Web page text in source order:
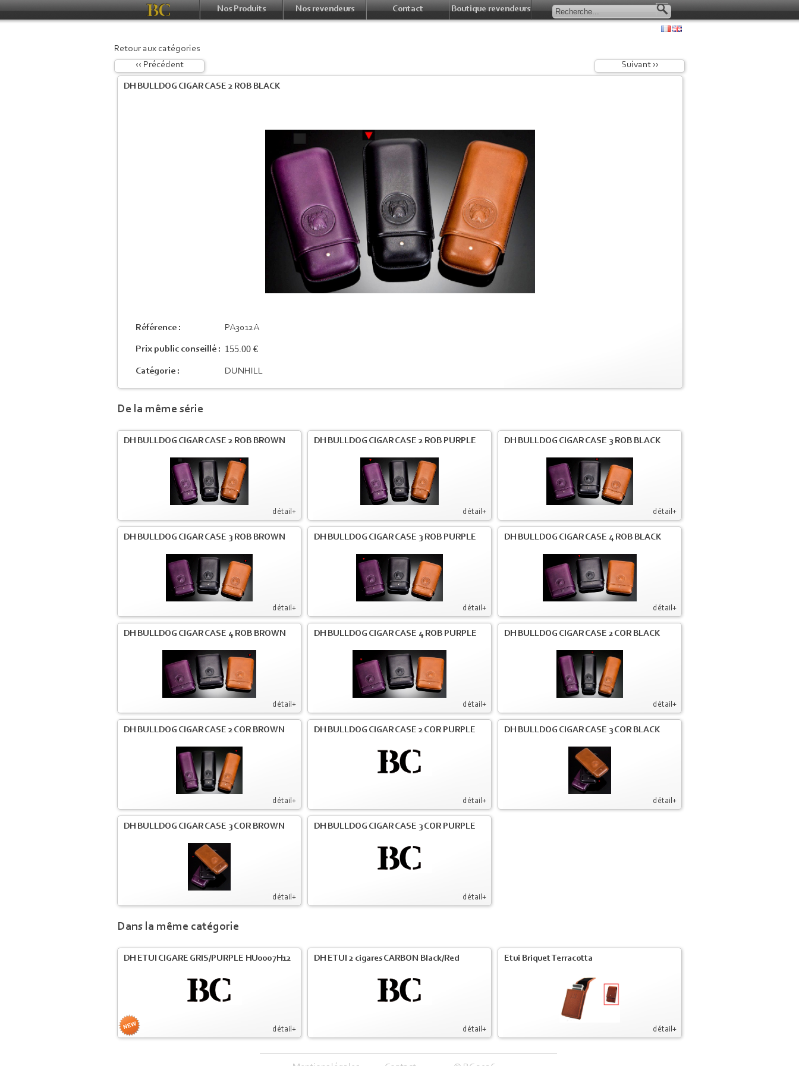
Nos Produits Nos revendeurs Contact Boutique revendeurs
Retour aux catégories
‹‹ Précédent
Suivant ››
DH BULLDOG CIGAR CASE 2 ROB BLACK
Référence : PA3012A
Prix public conseillé : 155.00 €
Catégorie : DUNHILL
De la même série
détail+
DH BULLDOG CIGAR CASE 2 ROB BROWN
détail+
DH BULLDOG CIGAR CASE 2 ROB PURPLE
détail+
DH BULLDOG CIGAR CASE 3 ROB BLACK
détail+
DH BULLDOG CIGAR CASE 3 ROB BROWN
détail+
DH BULLDOG CIGAR CASE 3 ROB PURPLE
détail+
DH BULLDOG CIGAR CASE 4 ROB BLACK
détail+
DH BULLDOG CIGAR CASE 4 ROB BROWN
détail+
DH BULLDOG CIGAR CASE 4 ROB PURPLE
détail+
DH BULLDOG CIGAR CASE 2 COR BLACK
détail+
DH BULLDOG CIGAR CASE 2 COR BROWN
détail+
DH BULLDOG CIGAR CASE 2 COR PURPLE
détail+
DH BULLDOG CIGAR CASE 3 COR BLACK
détail+
DH BULLDOG CIGAR CASE 3 COR BROWN
détail+
DH BULLDOG CIGAR CASE 3 COR PURPLE
Dans la même catégorie
détail+
DH ETUI CIGARE GRIS/PURPLE HU0007H12
détail+
DH ETUI 2 cigares CARBON Black/Red
détail+
Etui Briquet Terracotta